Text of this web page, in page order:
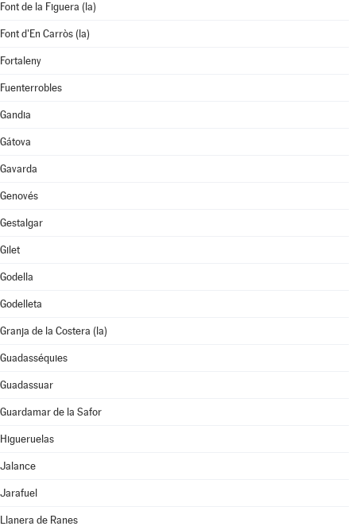
Font de la Figuera (la)
Font d'En Carròs (la)
Fortaleny
Fuenterrobles
Gandia
Gátova
Gavarda
Genovés
Gestalgar
Gilet
Godella
Godelleta
Granja de la Costera (la)
Guadasséquies
Guadassuar
Guardamar de la Safor
Higueruelas
Jalance
Jarafuel
Llanera de Ranes